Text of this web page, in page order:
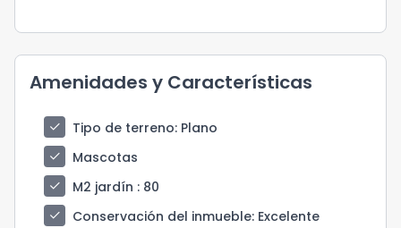
Amenidades y Características
check Tipo de terreno: Plano
check
Mascotas
check
M2 jardín : 80
check
Conservación del inmueble: Excelente